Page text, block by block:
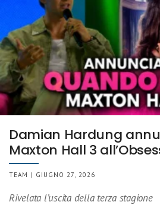
Damian Hardung
Maxton Hall 3
TEAM | GIUGNO 27, 2026
Rivelata l’uscita della terza stagione